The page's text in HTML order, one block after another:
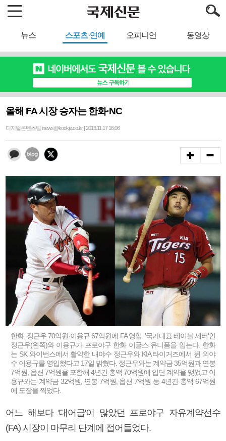
뉴스 스포츠·연예 오피니언 동영상
올해 FA 시장 승자는 한화·NC
디지털콘텐츠팀 inews@kookje.co.kr | 2013.11.17 16:06
한화, 정근우 70억원·이용규 67억원에 FA 영입. '국가대표 테이블 세터'인
정근우(왼쪽)와 이용규가 프로야구 한화 이글스 유니폼을 입는다. 한화
는 SK 와이번스에서 활약한 내야수 정근우와 KIA 타이거즈에서 뛴 외야
수 이용규를 영입했다고 17일 밝혔다. 정근우와는 계약금 35억원과 연봉
7억원, 옵션 7억원을 포함해 4년간 총액 70억원에 입단 계약을 맺었고 이
용규와는 계약금 32억원, 연봉 7억원, 옵션 7억원 등 4년간 총액 67억원
에 도장을 찍었다.
어느 해보다 '대어급'이 많았던 프로야구 자유계약선수
(FA) 시장이 마무리 단계에 접어들었다.